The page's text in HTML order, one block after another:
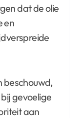
dat de olie
en
beschouwd,
gevoelige
aan